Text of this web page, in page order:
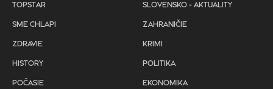
TOPSTAR
SME CHLAPI
ZDRAVIE
HISTORY
POČASIE
SLOVENSKO - AKTUALITY
ZAHRANIČIE
KRIMI
POLITIKA
EKONOMIKA